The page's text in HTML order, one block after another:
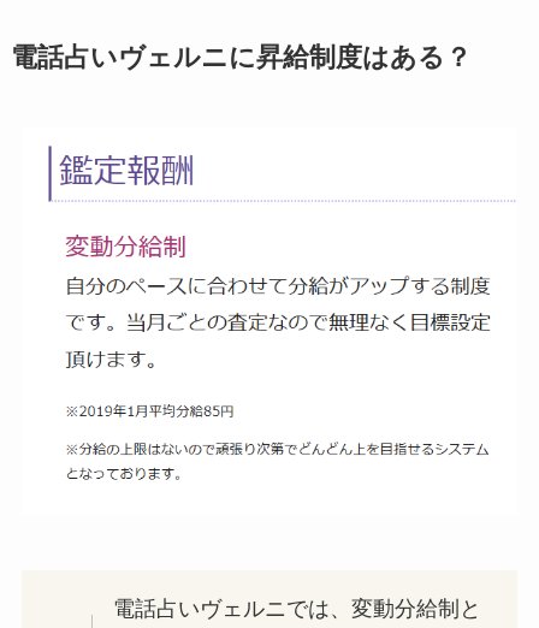
電話占いヴェルニに昇給制度はある？
電話占いヴェルニでは、変動分給制と